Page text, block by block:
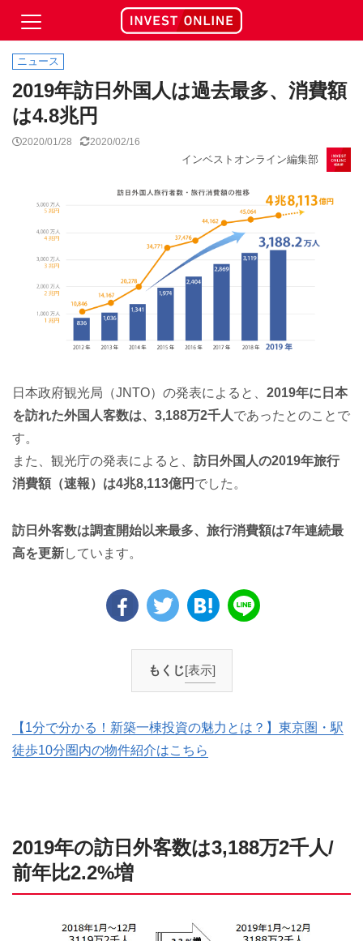
ニュース
2019年訪日外国人は過去最多、消費額
は4.8兆円
2020/01/28 2020/02/16
インベストオンライン編集部
日本政府観光局（JNTO）の発表によると、 2019年に日本
を訪れた外国人客数は、3,188万2千人であったとのことで
す。
また、観光庁の発表によると、 訪日外国人の2019年旅行
消費額（速報）は4兆8,113億円 でした。
訪日外客数は調査開始以来最多、旅行消費額は7年連続最
高を更新しています。
もくじ[表示]
【1分で分かる！新築一棟投資の魅力とは？】東京圏・駅
徒歩10分圏内の物件紹介はこちら
2019年の訪日外客数は3,188万2千人/
前年比2.2%増